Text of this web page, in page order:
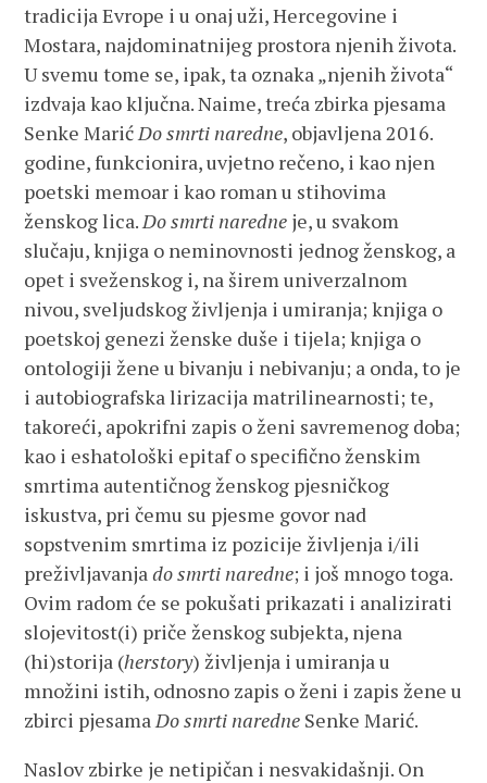
tradicija Evrope i u onaj uži, Hercegovine i
Mostara, najdominatnijeg prostora njenih života.
U svemu tome se, ipak, ta oznaka „njenih života“
izdvaja kao ključna. Naime, treća zbirka pjesama
Senke MarićDo smrti naredne, objavljena 2016.
godine, funkcionira, uvjetno rečeno, i kao njen
poetski memoar i kao roman u stihovima
ženskog lica.Do smrti naredne je, u svakom
slučaju, knjiga o neminovnosti jednog ženskog, a
opet i sveženskog i, na širem univerzalnom
nivou, sveljudskog življenja i umiranja; knjiga o
poetskoj genezi ženske duše i tijela; knjiga o
ontologiji žene u bivanju i nebivanju; a onda, to je
i autobiografska lirizacija matrilinearnosti; te,
takoreći, apokrifni zapis o ženi savremenog doba;
kao i eshatološki epitaf o specifično ženskim
smrtima autentičnog ženskog pjesničkog
iskustva, pri čemu su pjesme govor nad
sopstvenim smrtima iz pozicije življenja i/ili
preživljavanjado smrti naredne; i još mnogo toga.
Ovim radom će se pokušati prikazati i analizirati
slojevitost(i) priče ženskog subjekta, njena
(hi)storija (herstory) življenja i umiranja u
množini istih, odnosno zapis o ženi i zapis žene u
zbirci pjesamaDo smrti naredne Senke Marić.
Naslov zbirke je netipičan i nesvakidašnji. On